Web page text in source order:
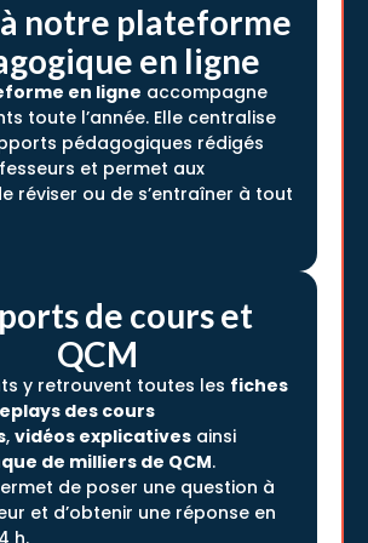
notre plateforme
en ligne
en ligne accompagne
toute l’année. Elle centralise
pédagogiques rédigés
et permet aux
réviser ou de s’entraîner à tout
de cours et
QCM
y retrouvent toutes les fiches
des cours
, vidéos explicatives ainsi
de milliers de QCM.
de poser une question à
et d’obtenir une réponse en